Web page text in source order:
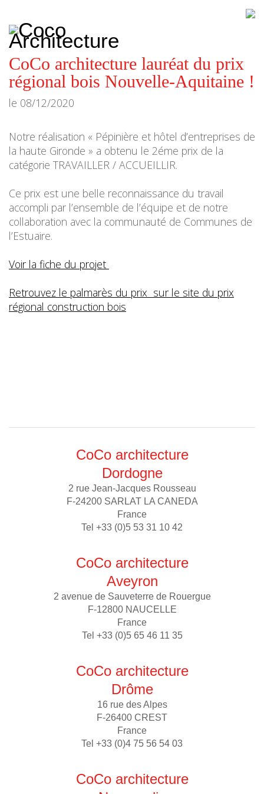
Architecture
architecture,
urbanisme,
etc.
CoCo architecture lauréat du prix
régional bois Nouvelle-Aquitaine !
le 08/12/2020
Notre réalisation « Pépinière et hôtel d’entreprises de
la haute Gironde » a obtenu le 2éme prix de la
catégorie TRAVAILLER / ACCUEILLIR.
Ce prix est une belle reconnaissance du travail
accompli par l’ensemble de l’équipe et de notre
collaboration avec la communauté de Communes de
l’Estuaire.
Voir la fiche du projet
Retrouvez le palmarès du prix sur le site du prix
régional construction bois
CoCo architecture
Dordogne
2 rue Jean-Jacques Rousseau
F-24200 SARLAT LA CANEDA
France
Tel +33 (0)5 53 31 10 42
CoCo architecture
Aveyron
2 avenue de Sauveterre de Rouergue
F-12800 NAUCELLE
France
Tel +33 (0)5 65 46 11 35
CoCo architecture
Drôme
16 rue des Alpes
F-26400 CREST
France
Tel +33 (0)4 75 56 54 03
CoCo architecture